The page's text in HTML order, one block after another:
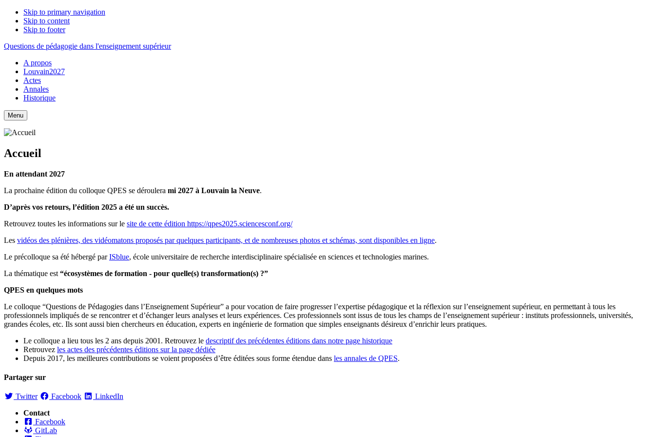
Skip to primary navigation
Skip to content
Skip to footer
Questions de pédagogie dans l'enseignement supérieur
A propos
Louvain2027
Actes
Annales
Historique
Menu
Accueil
En attendant 2027
La prochaine édition du colloque QPES se déroulera mi 2027 à Louvain la Neuve.
D’après vos retours, l’édition 2025 a été un succès.
Retrouvez toutes les informations sur le site de cette édition https://qpes2025.sciencesconf.org/
Les vidéos des plénières, des vidéomatons proposés par quelques participants, et de nombreuses photos et schémas, sont disponibles en ligne.
Le précolloque sa été hébergé parISblue, école universitaire de recherche interdisciplinaire spécialisée en sciences et technologies marines.
La thématique est “écosystèmes de formation - pour quelle(s) transformation(s) ?”
QPES en quelques mots
Le colloque “Questions de Pédagogies dans l’Enseignement Supérieur” a pour vocation de faire progresser l’expertise pédagogique et la réflexion sur l’enseignement supérieur, en permettant à tous les
professionnels impliqués de se rencontrer et d’échanger leurs analyses et leurs expériences. Ces professionnels sont issus de tous les champs de l’enseignement supérieur : instituts professionnels, universités,
grandes écoles, etc. Ils sont aussi bien chercheurs en éducation, experts en ingénierie de formation que simples enseignants désireux d’enrichir leurs pratiques.
Le colloque a lieu tous les 2 ans depuis 2001. Retrouvez le descriptif des précédentes éditions dans notre page historique
Retrouvez les actes des précédentes éditions sur la page dédiée
Depuis 2017, les meilleures contributions se voient proposées d’être éditées sous forme étendue dans les annales de QPES.
Partager sur
Twitter Facebook
LinkedIn
Contact
Facebook
GitLab